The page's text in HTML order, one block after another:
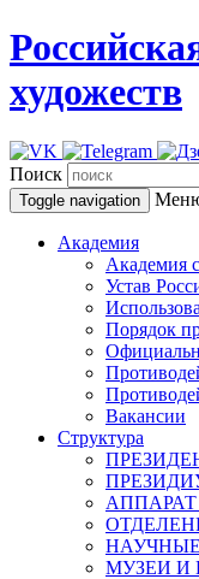
художеств
Поиск
Toggle navigation
Академия
Академия
Устав
Порядок
Вакансии
Структура
МУЗЕИ И